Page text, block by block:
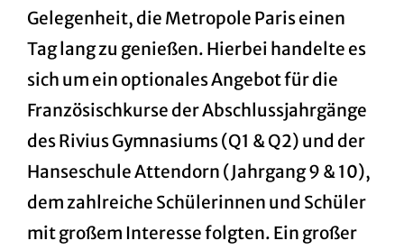
Gelegenheit, die Metropole Paris einen
Tag lang zu genießen. Hierbei handelte es
sich um ein optionales Angebot für die
Französischkurse der Abschlussjahrgänge
des Rivius Gymnasiums (Q1 & Q2) und der
Hanseschule Attendorn (Jahrgang 9 & 10),
dem zahlreiche Schülerinnen und Schüler
mit großem Interesse folgten. Ein großer